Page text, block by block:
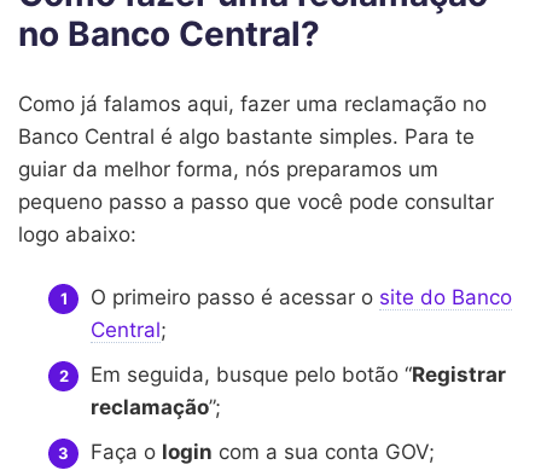
no Banco Central?
Como já falamos aqui, fazer uma reclamação no
Banco Central é algo bastante simples. Para te
guiar da melhor forma, nós preparamos um
pequeno passo a passo que você pode consultar
logo abaixo:
O primeiro passo é acessar o site do Banco
Central;
Em seguida, busque pelo botão “Registrar
reclamação”;
Faça o login com a sua conta GOV;